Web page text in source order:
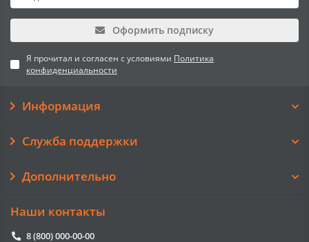
Оформить подписку
Я прочитал и согласен с условиями Политика
конфиденциальности
Информация
Служба поддержки
Дополнительно
Наши контакты
8 (800) 000-00-00